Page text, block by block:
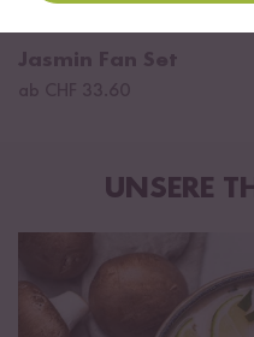
UNSERE